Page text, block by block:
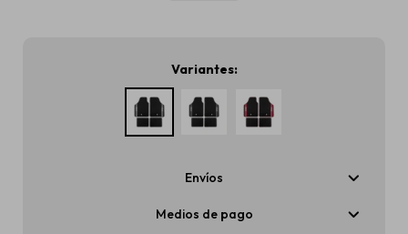
Variantes:
Envíos
Medios de pago